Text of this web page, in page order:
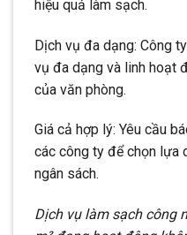
hiệu quả làm sạch.
Dịch vụ đa dạng: Công
vụ đa dạng và linh hoạt
của văn phòng.
Giá cả hợp lý: Yêu cầu
các công ty để chọn lựa
ngân sách.
Dịch vụ làm sạch công